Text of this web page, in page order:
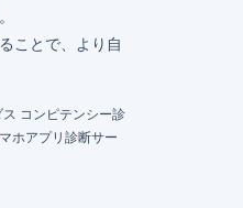
ことで、より自
コンピテンシー診
ホアプリ診断サー